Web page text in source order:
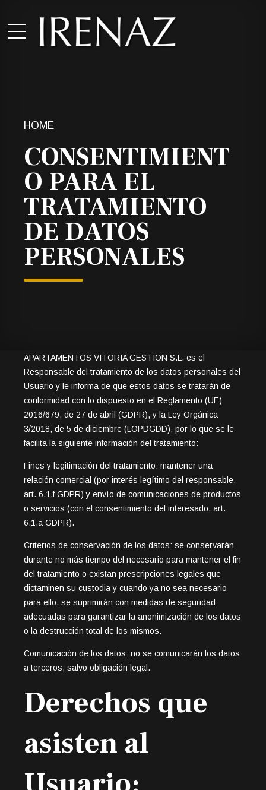
HOME
CONSENTIMIENT
O PARA EL
TRATAMIENTO
DE DATOS
PERSONALES
APARTAMENTOS VITORIA GESTION S.L. es el
Responsable del tratamiento de los datos personales del
Usuario y le informa de que estos datos se tratarán de
conformidad con lo dispuesto en el Reglamento (UE)
2016/679, de 27 de abril (GDPR), y la Ley Orgánica
3/2018, de 5 de diciembre (LOPDGDD), por lo que se le
facilita la siguiente información del tratamiento:
Fines y legitimación del tratamiento: mantener una
relación comercial (por interés legítimo del responsable,
art. 6.1.f GDPR) y envío de comunicaciones de productos
o servicios (con el consentimiento del interesado, art.
6.1.a GDPR).
Criterios de conservación de los datos: se conservarán
durante no más tiempo del necesario para mantener el fin
del tratamiento o existan prescripciones legales que
dictaminen su custodia y cuando ya no sea necesario
para ello, se suprimirán con medidas de seguridad
adecuadas para garantizar la anonimización de los datos
o la destrucción total de los mismos.
Comunicación de los datos: no se comunicarán los datos
a terceros, salvo obligación legal.
Derechos que
asisten al